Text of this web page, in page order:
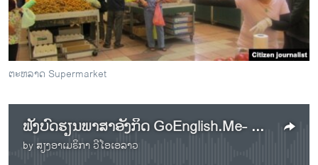
ວິທະຍາສາດ-ເທັກໂນໂລຈີ
ທຸລະກິດ
ພາສາອັງກິດ
ລາຍການກະຈາຍສຽງ
ຕິດຕາມພວກເຮົາ ທີ່
ຕະຫລາດ Supermarket
ຟັງບົດຮຽນພາສາອັງກິດ GoEnglish.Me- ອາຫານ - ຕອນທີສອງ
by ສຽງອາເມຣິກາ ວີໂອເອລາວ
No media source currently available